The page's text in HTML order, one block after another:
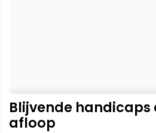
Blijvende handicaps
afloop